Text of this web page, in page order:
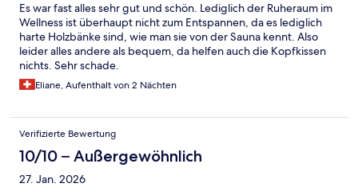
Es war fast alles sehr gut und schön. Lediglich der Ruheraum im
Wellness ist überhaupt nicht zum Entspannen, da es lediglich
harte Holzbänke sind, wie man sie von der Sauna kennt. Also
leider alles andere als bequem, da helfen auch die Kopfkissen
nichts. Sehr schade.
Eliane, Aufenthalt von 2 Nächten
Verifizierte Bewertung
10/10 – Außergewöhnlich
27. Jan. 2026